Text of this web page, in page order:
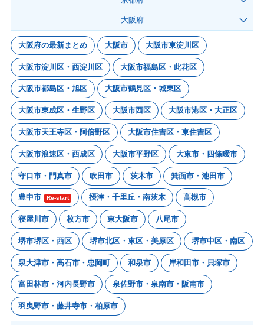
大阪府
大阪府の最新まとめ 大阪市 大阪市東淀川区
大阪市淀川区・西淀川区 大阪市福島区・此花区
大阪市都島区・旭区 大阪市鶴見区・城東区
大阪市東成区・生野区 大阪市西区 大阪市港区・大正区
大阪市天王寺区・阿倍野区 大阪市住吉区・東住吉区
大阪市浪速区・西成区 大阪市平野区 大東市・四條畷市
守口市・門真市 吹田市 茨木市 箕面市・池田市
豊中市 Re-start 摂津・千里丘・南茨木 高槻市
寝屋川市 枚方市 東大阪市 八尾市
堺市堺区・西区 堺市北区・東区・美原区 堺市中区・南区
泉大津市・高石市・忠岡町 和泉市 岸和田市・貝塚市
富田林市・河内長野市 泉佐野市・泉南市・阪南市
羽曳野市・藤井寺市・柏原市